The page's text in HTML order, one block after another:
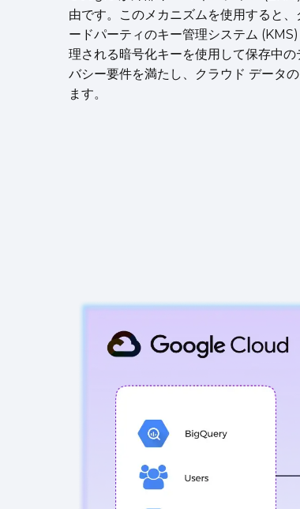
由です。このメカニズムを使用すると
ードパーティのキー管理システム
理される暗号化キーを使用して保存中
バシー要件を満たし、クラウド データ
ます。